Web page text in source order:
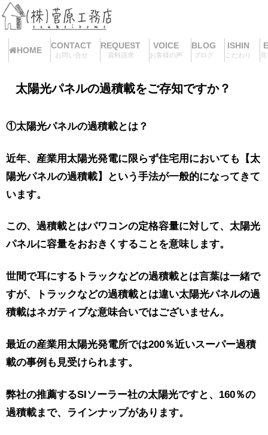
HOME CONTACT
お問い合せ
REQUEST
資料請求
VOICE
お客様の声
BLOG
ブログ
ISHIN
こだわり
太陽光パネルの過積載をご存知ですか？
①太陽光パネルの過積載とは？
近年、産業用太陽光発電に限らず住宅用においても【太
陽光パネルの過積載】という手法が一般的になってきて
います。
この、過積載とはパワコンの定格容量に対して、太陽光
パネルに容量をおおきくすることを意味します。
世間で耳にするトラックなどの過積載とは言葉は一緒で
すが、トラックなどの過積載とは違い太陽光パネルの過
積載はネガティブな意味合いではございません。
最近の産業用太陽光発電所では200％近いスーパー過積
載の事例も見受けられます。
弊社の推薦するSIソーラー社の太陽光ですと、160％の
過積載まで、ラインナップがあります。